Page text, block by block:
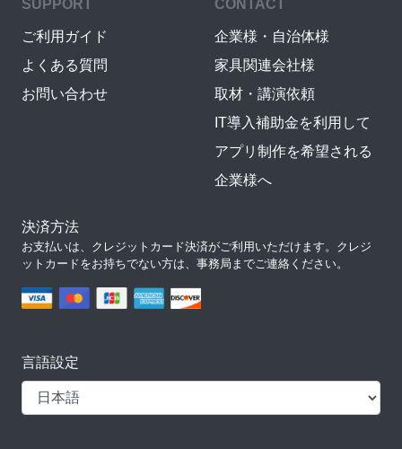
SUPPORT
ご利用ガイド
よくある質問
お問い合わせ
CONTACT
企業様・自治体様
家具関連会社様
取材・講演依頼
IT導入補助金を利用して
アプリ制作を希望される
企業様へ
決済方法
お支払いは、クレジットカード決済がご利用いただけます。クレジ
ットカードをお持ちでない方は、事務局までご連絡ください。
言語設定